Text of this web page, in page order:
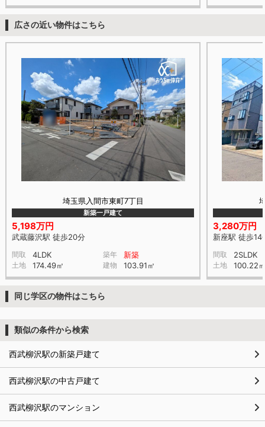
広さの近い物件はこちら
埼玉県入間市東町7丁目
新築一戸建て
5,198万円
武蔵藤沢駅 徒歩20分
間取 4LDK 築年 新築
土地 174.49㎡ 建物 103.91㎡
3,280万円
新座駅 徒歩14
間取 2SLDK
土地 100.22
同じ学区の物件はこちら
類似の条件から検索
西武柳沢駅の新築戸建て
西武柳沢駅の中古戸建て
西武柳沢駅のマンション